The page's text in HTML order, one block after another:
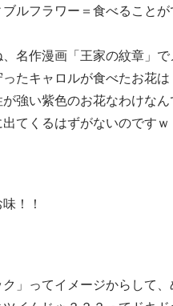
ルフラワー＝食べることが
、名作漫画「王家の紋章」
ったキャロルが食べたお花
強い紫色のお花なわけなん
出てくるはずがないのですｗ
！！
ク」ってイメージからして